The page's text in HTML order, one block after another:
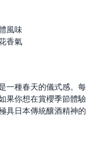
風味
香氣
一種春天的儀式感。每
果你想在賞櫻季節體驗
具日本傳統釀酒精神的